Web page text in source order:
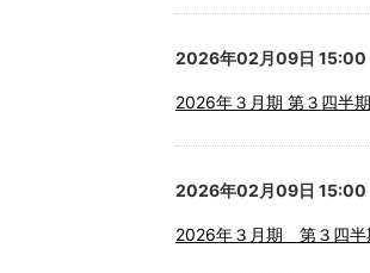
2026年02月09日 15:00
2026年３月期 第３四半
2026年02月09日 15:00
2026年３月期 第３四半